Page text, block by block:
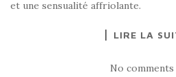
et une sensualité affriolante.
LIRE LA
No